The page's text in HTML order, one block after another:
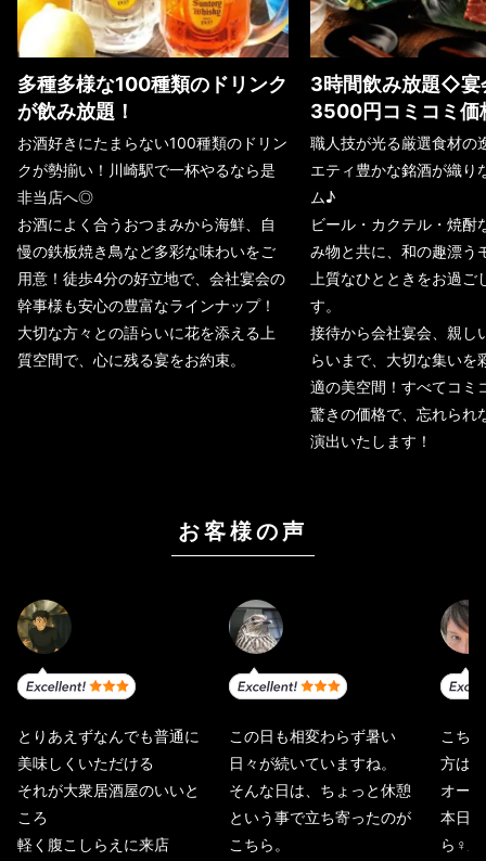
多種多様な100種類のドリンク
が飲み放題！
お酒好きにたまらない100種類のドリン
クが勢揃い！川崎駅で一杯やるなら是
非当店へ◎
お酒によく合うおつまみから海鮮、自
慢の鉄板焼き鳥など多彩な味わいをご
用意！徒歩4分の好立地で、会社宴会の
幹事様も安心の豊富なラインナップ！
大切な方々との語らいに花を添える上
質空間で、心に残る宴をお約束。
3時間飲み放題◇宴
3500円コミコミ価
職人技が光る厳選食材の
エティ豊かな銘酒が織り
ム♪
ビール・カクテル・焼酎
み物と共に、和の趣漂う
上質なひとときをお過ご
す。
接待から会社宴会、親し
らいまで、大切な集いを
適の美空間！すべてコミ
驚きの価格で、忘れられ
演出いたします！
お客様の声
とりあえずなんでも普通に
美味しくいただける
それが大衆居酒屋のいいと
ころ
軽く腹こしらえに来店
この日も相変わらず暑い
日々が続いていますね。
そんな日は、ちょっと休憩
という事で立ち寄ったのが
こちら。
こち
方は
オー
本日
ら‍♀️厳